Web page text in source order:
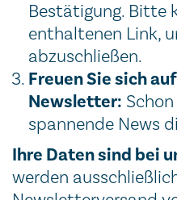
Bestätigung. Bitte
enthaltenen Link,
abzuschließen.
Freuen Sie sich
Newsletter:
spannende News
Ihre Daten sind bei
werden